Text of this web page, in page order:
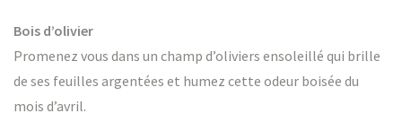
Bois d’olivier
Promenez vous dans un champ d’oliviers ensoleillé qui brille
de ses feuilles argentées et humez cette odeur boisée du
mois d’avril.